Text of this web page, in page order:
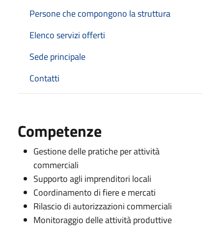
Persone che compongono la struttura
Elenco servizi offerti
Sede principale
Contatti
Competenze
Gestione delle pratiche per attività
commerciali
Supporto agli imprenditori locali
Coordinamento di fiere e mercati
Rilascio di autorizzazioni commerciali
Monitoraggio delle attività produttive